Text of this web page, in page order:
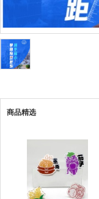
商品精选